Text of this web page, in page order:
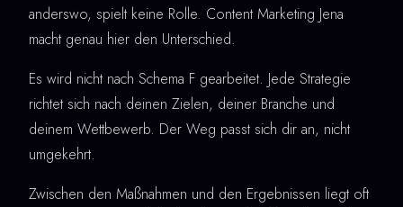
anderswo, spielt keine Rolle. Content Marketing Jena
macht genau hier den Unterschied.
Es wird nicht nach Schema F gearbeitet. Jede Strategie
richtet sich nach deinen Zielen, deiner Branche und
deinem Wettbewerb. Der Weg passt sich dir an, nicht
umgekehrt.
Zwischen den Maßnahmen und den Ergebnissen liegt oft